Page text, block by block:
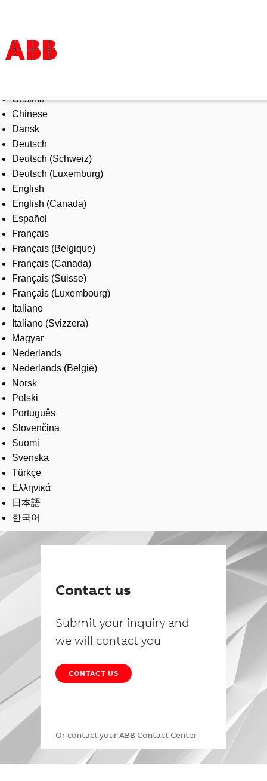
Products & Solutions
Industries
Services
About us
Where to buy
Contact us
Careers
Čeština
Chinese
Dansk
Deutsch
Deutsch (Schweiz)
Deutsch (Luxemburg)
English
English (Canada)
Español
Français
Français (Belgique)
Français (Canada)
Français (Suisse)
Français (Luxembourg)
Italiano
Italiano (Svizzera)
Magyar
Nederlands
Nederlands (België)
Norsk
Polski
Português
Slovenčina
Suomi
Svenska
Türkçe
Ελληνικά
日本語
한국어
Contact us
Submit your inquiry and
we will contact you
CONTACT US
Or contact your ABB Contact Center